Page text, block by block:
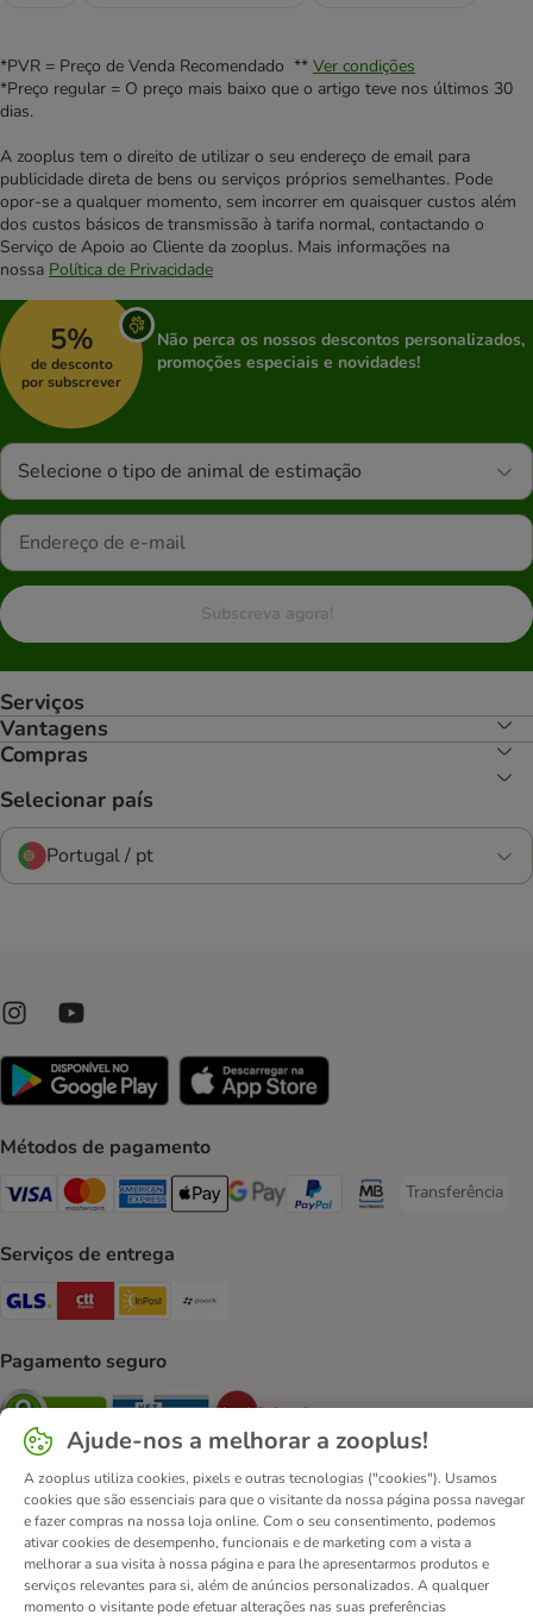
*PVR = Preço de Venda Recomendado ** Ver condições
*Preço regular = O preço mais baixo que o artigo teve nos últimos 30
dias.
A zooplus tem o direito de utilizar o seu endereço de email para
publicidade direta de bens ou serviços próprios semelhantes. Pode
opor-se a qualquer momento, sem incorrer em quaisquer custos além
dos custos básicos de transmissão à tarifa normal, contactando o
Serviço de Apoio ao Cliente da zooplus. Mais informações na
nossa Política de Privacidade
5%
de desconto
por subscrever
Não perca os nossos descontos personalizados,
promoções especiais e novidades!
Selecione o tipo de animal de estimação
Subscreva agora!
Serviços
Vantagens
Compras
Selecionar país
Portugal / pt
Métodos de pagamento
Visa Payment Method
Mastercard Payment Method
American Express Payment Method
Apple Pay Payment Method
Google Pay Payment Method
PayPal Payment Method
Multibanco Payment
Transferência
Transferência
Serviços de entrega
GLS Shipping Method
CTTExpress Shipping Method
InPost Shipping Method
Pagamento seguro
Security Security
Contactos Custos de envio
Aviso legal
Condições gerais de utilização
Formulário de retratação
Ajude-nos a melhorar a zooplus!
A zooplus utiliza cookies, pixels e outras tecnologias ("cookies"). Usamos
cookies que são essenciais para que o visitante da nossa página possa navegar
e fazer compras na nossa loja online. Com o seu consentimento, podemos
ativar cookies de desempenho, funcionais e de marketing com a vista a
melhorar a sua visita à nossa página e para lhe apresentarmos produtos e
serviços relevantes para si, além de anúncios personalizados. A qualquer
momento o visitante pode efetuar alterações nas suas preferências